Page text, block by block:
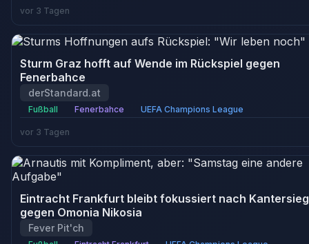
vor 3 Tagen
Sturm Graz hofft auf Wende im Rückspiel gegen
Fenerbahce
derStandard.at
Fußball Fenerbahce UEFA Champions League
vor 3 Tagen
Eintracht Frankfurt bleibt fokussiert nach Kantersieg
gegen Omonia Nikosia
Fever Pit'ch